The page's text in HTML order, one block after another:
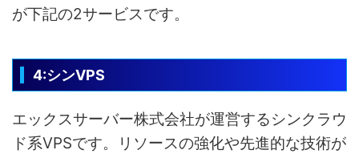
が下記の2サービスです。
4:シンVPS
エックスサーバー株式会社が運営するシンクラウ
ド系VPSです。リソースの強化や先進的な技術が